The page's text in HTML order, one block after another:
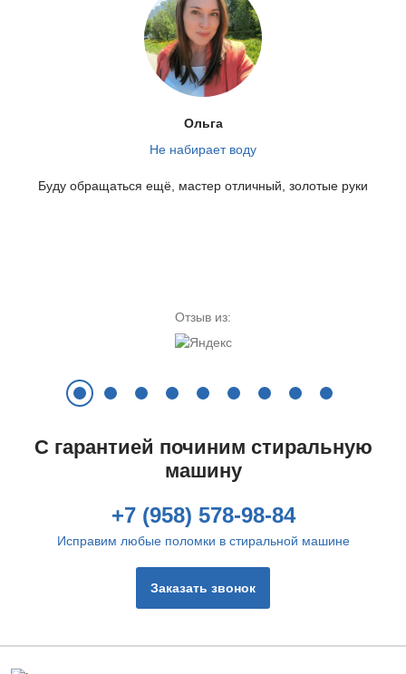
от 580 руб.
(помпа). Эта проблема
случаев, когда машинка
Прыгает
Стиральную машинку
характерный стук во время
Цена ремонта:
от 790 руб.
Не греет воду
Цена ремонта:
Шумит
Цена ремонта:
Ольга
Не набирает воду
Буду обращаться ещё, мастер отличный, золотые руки
Отзыв из:
С гарантией починим стиральную
машину
+7 (958) 578-98-84
Исправим любые поломки в стиральной машине
Заказать звонок